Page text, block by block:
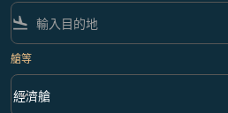
flight_land
艙等
艙等 option 經濟艙 Selected
經濟艙
keyboard_arrow_down